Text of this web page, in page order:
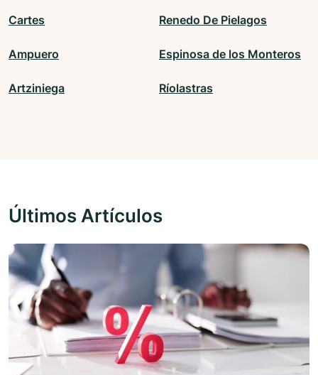
Cartes Renedo De Pielagos
Ampuero Espinosa de los Monteros
Artziniega Ríolastras
Últimos Artículos